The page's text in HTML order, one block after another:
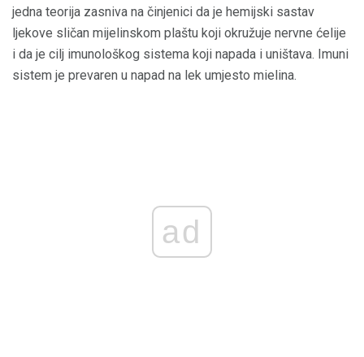
jedna teorija zasniva na činjenici da je hemijski sastav
ljekove sličan mijelinskom plaštu koji okružuje nervne ćelije
i da je cilj imunološkog sistema koji napada i uništava. Imuni
sistem je prevaren u napad na lek umjesto mielina.
ad